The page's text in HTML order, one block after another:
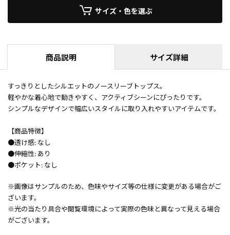
サイズ・色を選ぶ
商品説明 サイズ詳細
すっきりとしたシルエットのノースリーブトップス。
軽やかな着心地で動きやすく、アクティブシーンにぴったりです。
シンプルなデザインで幅広いスタイルに取り入れやすいアイテムです。
【商品特徴】
●透け感: なし
●伸縮性: あり
●ポケット: なし
※画像はサンプルのため、色味やサイズ等の仕様に変更がある場合がご
ざいます。
※光の当たり具合や閲覧環境によって実際の色味と異なって見える場合
がございます。